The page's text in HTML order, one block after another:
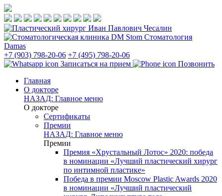
Стоматология
Damas
+7 (903) 798-20-06 +7 (495) 798-20-06
Записаться на прием
Позвонить
Главная
О докторе
НАЗАД: Главное меню
О докторе
Сертификаты
Премии
НАЗАД: Главное меню
Премии
Премия «Хрустальный Лотос» 2020: победа
в номинации «Лучший пластический хирург
по интимной пластике»
Победа в премии Moscow Plastic Awards 2020
в номинации «Лучший пластический